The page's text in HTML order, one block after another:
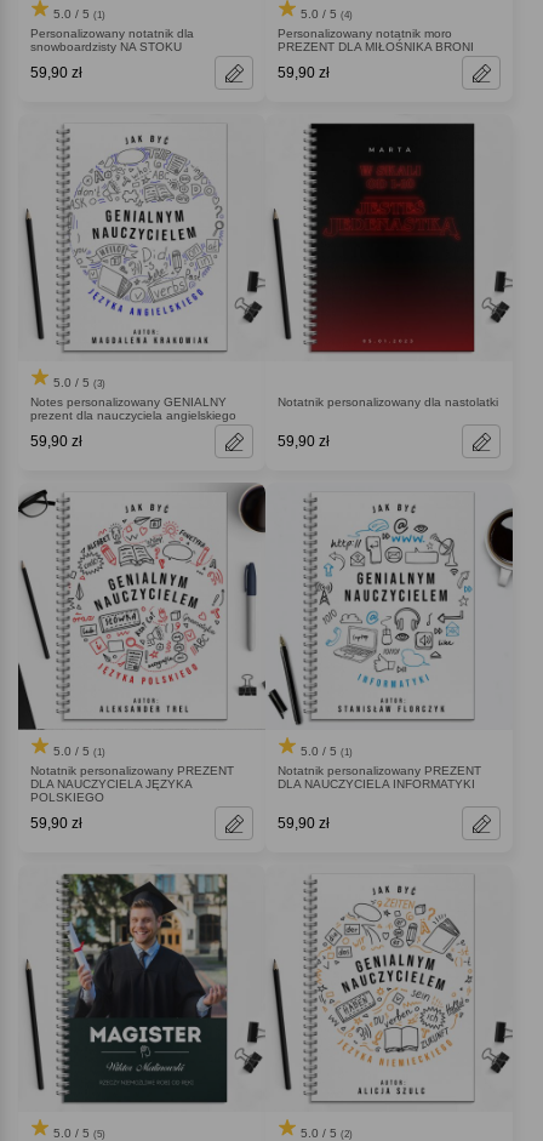
5.0 / 5 (1)
Personalizowany notatnik dla
snowboardzisty NA STOKU
59,90 zł
5.0 / 5 (4)
Personalizowany notatnik moro
PREZENT DLA MIŁOŚNIKA BRONI
59,90 zł
5.0 / 5 (3)
Notes personalizowany GENIALNY
prezent dla nauczyciela angielskiego
59,90 zł
Notatnik personalizowany dla nastolatki
59,90 zł
5.0 / 5 (1)
Notatnik personalizowany PREZENT
DLA NAUCZYCIELA JĘZYKA
POLSKIEGO
59,90 zł
5.0 / 5 (1)
Notatnik personalizowany PREZENT
DLA NAUCZYCIELA INFORMATYKI
59,90 zł
5.0 / 5 (5) 5.0 / 5 (2)